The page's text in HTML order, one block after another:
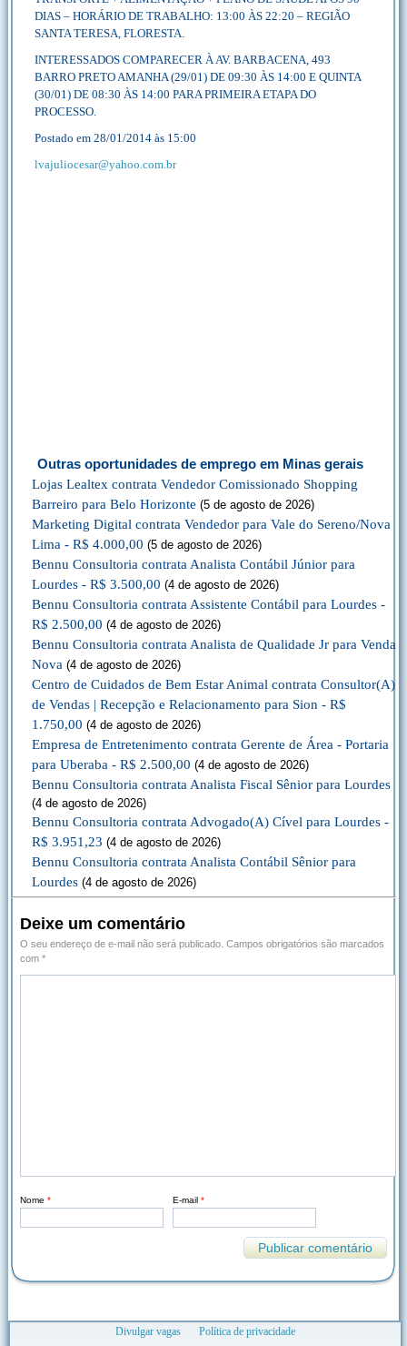
DIAS – HORÁRIO DE TRABALHO: 13:00 ÀS 22:20 – REGIÃO
SANTA TERESA, FLORESTA.
INTERESSADOS COMPARECER À AV. BARBACENA, 493
BARRO PRETO AMANHA (29/01) DE 09:30 ÀS 14:00 E QUINTA
(30/01) DE 08:30 ÀS 14:00 PARA PRIMEIRA ETAPA DO
PROCESSO.
Postado em 28/01/2014 às 15:00
lvajuliocesar@yahoo.com.br
Outras oportunidades de emprego em Minas gerais
Lojas Lealtex contrata Vendedor Comissionado Shopping
Barreiro para Belo Horizonte (5 de agosto de 2026)
Marketing Digital contrata Vendedor para Vale do Sereno/Nova
Lima - R$ 4.000,00 (5 de agosto de 2026)
Bennu Consultoria contrata Analista Contábil Júnior para
Lourdes - R$ 3.500,00 (4 de agosto de 2026)
Bennu Consultoria contrata Assistente Contábil para Lourdes -
R$ 2.500,00 (4 de agosto de 2026)
Bennu Consultoria contrata Analista de Qualidade Jr para Venda
Nova (4 de agosto de 2026)
Centro de Cuidados de Bem Estar Animal contrata Consultor(A)
de Vendas | Recepção e Relacionamento para Sion - R$
1.750,00 (4 de agosto de 2026)
Empresa de Entretenimento contrata Gerente de Área - Portaria
para Uberaba - R$ 2.500,00 (4 de agosto de 2026)
Bennu Consultoria contrata Analista Fiscal Sênior para Lourdes
(4 de agosto de 2026)
Bennu Consultoria contrata Advogado(A) Cível para Lourdes -
R$ 3.951,23 (4 de agosto de 2026)
Bennu Consultoria contrata Analista Contábil Sênior para
Lourdes (4 de agosto de 2026)
Deixe um comentário
O seu endereço de e-mail não será publicado. Campos obrigatórios são marcados
com *
Nome * E-mail *
Divulgar vagas Política de privacidade